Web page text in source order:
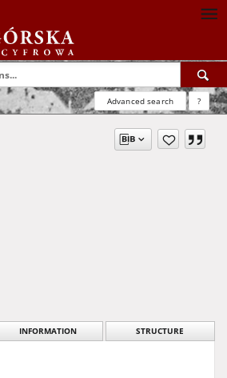
Advanced search ?
INFORMATION STRUCTURE